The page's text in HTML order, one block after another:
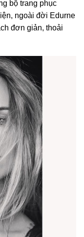
bộ trang phục
ngoài đời Edurne
đơn giản, thoải